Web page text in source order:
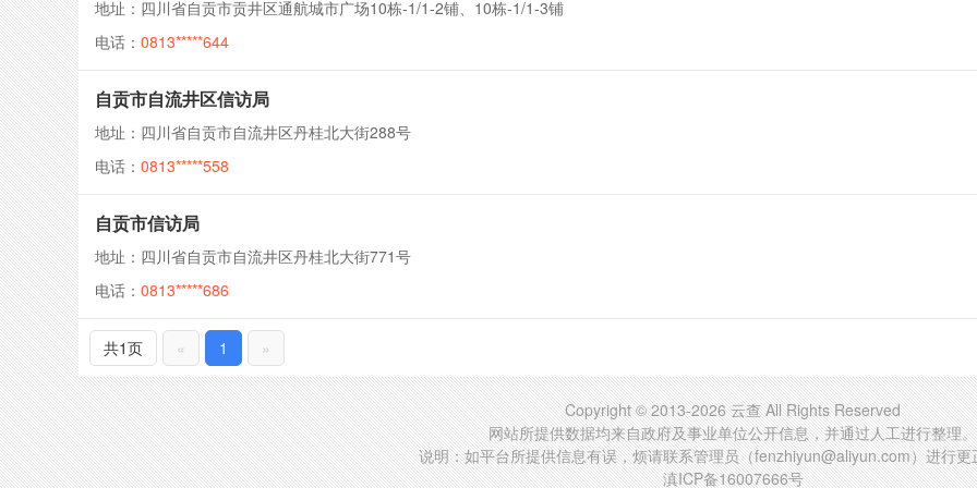
地址：四川省自贡市贡井区通航城市广场10栋-1/1-2铺、10栋-1/1-3铺
电话： 0813*****644
自贡市自流井区信访局
地址：四川省自贡市自流井区丹桂北大街288号
电话： 0813*****558
自贡市信访局
地址：四川省自贡市自流井区丹桂北大街771号
电话： 0813*****686
共1页 « 1 »
Copyright © 2013-2026 云查 All Rights Reserved
网站所提供数据均来自政府及事业单位公开信息，并通过人工进行整理。
说明：如平台所提供信息有误，烦请联系管理员（fenzhiyun@aliyun.com）进行更
滇ICP备16007666号